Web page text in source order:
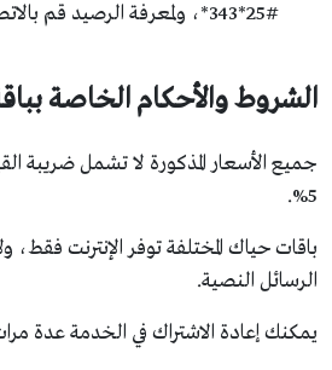
#25*343*، ولمعرفة الرصيد قم بالاتصال على #0*25*343*.
الشروط والأحكام الخاصة
جميع الأسعار المذكورة لا تشمل ضريبة
5%.
باقات حياك المختلفة توفر الإنترنت فقط،
الرسائل النصية.
يمكنك إعادة الاشتراك في الخدمة عدة